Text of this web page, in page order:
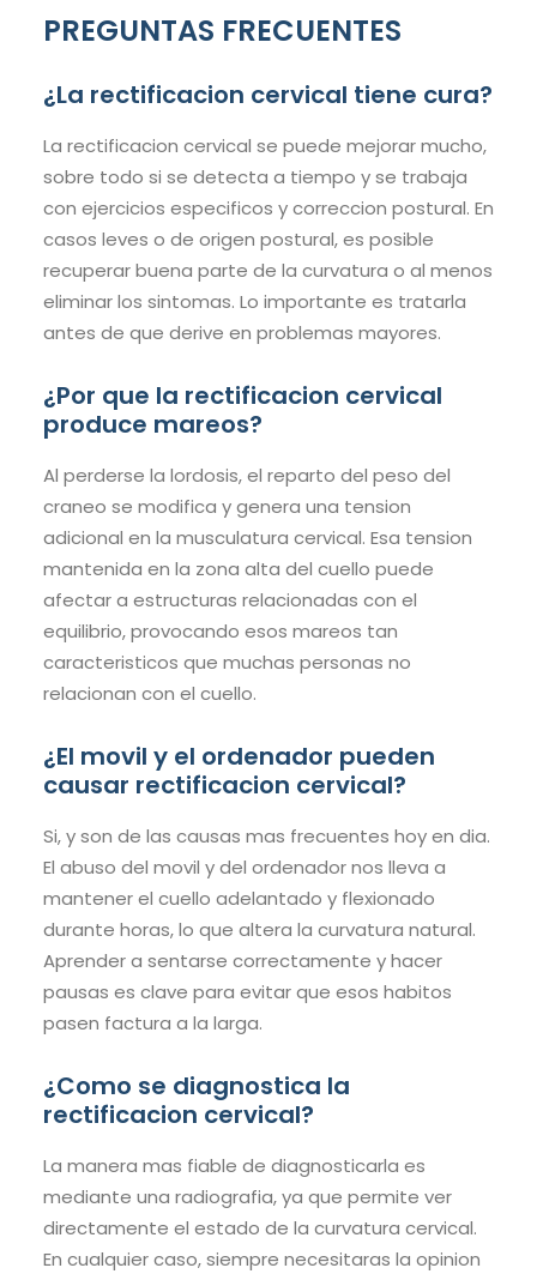
PREGUNTAS FRECUENTES
¿La rectificacion cervical tiene cura?
La rectificacion cervical se puede mejorar mucho,
sobre todo si se detecta a tiempo y se trabaja
con ejercicios especificos y correccion postural. En
casos leves o de origen postural, es posible
recuperar buena parte de la curvatura o al menos
eliminar los sintomas. Lo importante es tratarla
antes de que derive en problemas mayores.
¿Por que la rectificacion cervical
produce mareos?
Al perderse la lordosis, el reparto del peso del
craneo se modifica y genera una tension
adicional en la musculatura cervical. Esa tension
mantenida en la zona alta del cuello puede
afectar a estructuras relacionadas con el
equilibrio, provocando esos mareos tan
caracteristicos que muchas personas no
relacionan con el cuello.
¿El movil y el ordenador pueden
causar rectificacion cervical?
Si, y son de las causas mas frecuentes hoy en dia.
El abuso del movil y del ordenador nos lleva a
mantener el cuello adelantado y flexionado
durante horas, lo que altera la curvatura natural.
Aprender a sentarse correctamente y hacer
pausas es clave para evitar que esos habitos
pasen factura a la larga.
¿Como se diagnostica la
rectificacion cervical?
La manera mas fiable de diagnosticarla es
mediante una radiografia, ya que permite ver
directamente el estado de la curvatura cervical.
En cualquier caso, siempre necesitaras la opinion